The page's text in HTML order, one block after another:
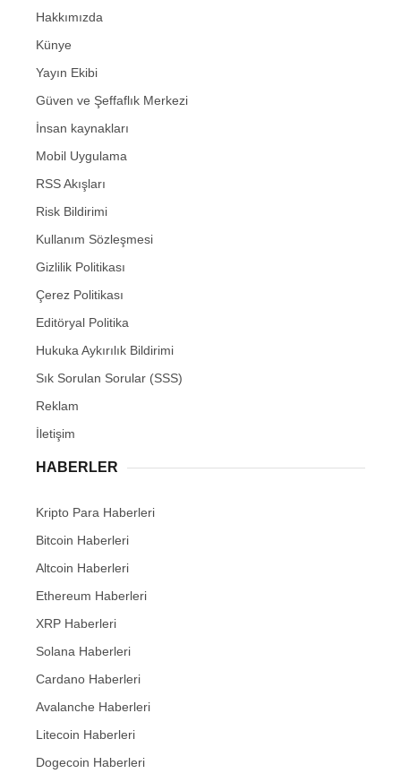
Hakkımızda
Künye
Yayın Ekibi
Güven ve Şeffaflık Merkezi
İnsan kaynakları
Mobil Uygulama
RSS Akışları
Risk Bildirimi
Kullanım Sözleşmesi
Gizlilik Politikası
Çerez Politikası
Editöryal Politika
Hukuka Aykırılık Bildirimi
Sık Sorulan Sorular (SSS)
Reklam
İletişim
HABERLER
Kripto Para Haberleri
Bitcoin Haberleri
Altcoin Haberleri
Ethereum Haberleri
XRP Haberleri
Solana Haberleri
Cardano Haberleri
Avalanche Haberleri
Litecoin Haberleri
Dogecoin Haberleri